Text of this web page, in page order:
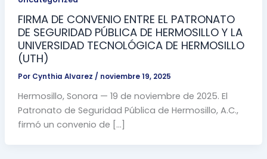
FIRMA DE CONVENIO ENTRE EL PATRONATO
DE SEGURIDAD PÚBLICA DE HERMOSILLO Y LA
UNIVERSIDAD TECNOLÓGICA DE HERMOSILLO
(UTH)
Por Cynthia Alvarez / noviembre 19, 2025
Hermosillo, Sonora — 19 de noviembre de 2025. El
Patronato de Seguridad Pública de Hermosillo, A.C.,
firmó un convenio de […]